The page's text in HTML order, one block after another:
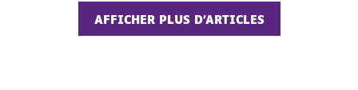
AFFICHER PLUS D’ARTICLES